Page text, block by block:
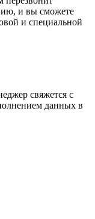
и вы сможете
и специальной
свяжется с
данных в